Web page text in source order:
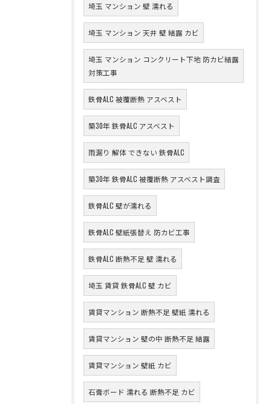
埼玉 マンション 壁 濡れる
埼玉 マンション 天井 壁 結露 カビ
埼玉 マンション コンクリート下地 防カビ結露
対策工事
鉄骨ALC 被覆断熱 アスベスト
築30年 鉄骨ALC アスベスト
雨漏り 解体 できない 鉄骨ALC
築30年 鉄骨ALC 被覆断熱 アスベスト調査
鉄骨ALC 壁が濡れる
鉄骨ALC 壁紙張替え 防カビ工事
鉄骨ALC 断熱不足 壁 濡れる
埼玉 賃貸 鉄骨ALC 壁 カビ
賃貸マンション 断熱不足 壁紙 濡れる
賃貸マンション 壁の中 断熱不足 結露
賃貸マンション 壁紙 カビ
石膏ボード 濡れる 断熱不足 カビ